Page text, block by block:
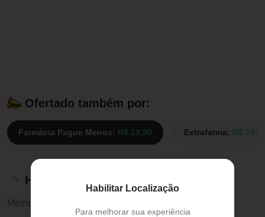
Habilitar Localização
Para melhorar sua experiência
Ofertado também por:
Farmácia Pague Menos: R$ 19,90 Extrafarma: R$
Histórico de preços
Melhor preço: